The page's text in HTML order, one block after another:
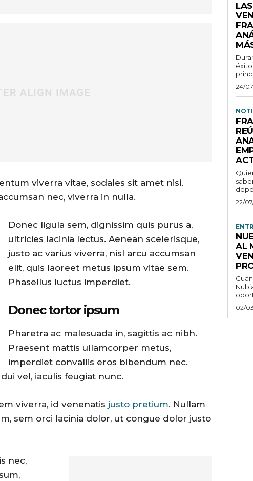
viverra vitae, sodales sit amet nisi.
nec, viverra in nulla.
Donec ligula sem, dignissim quis purus a,
ultricies lacinia lectus. Aenean scelerisque,
justo ac varius viverra, nisl arcu accumsan
elit, quis laoreet metus ipsum vitae sem.
Phasellus luctus imperdiet.
Donec tortor ipsum
Pharetra ac malesuada in, sagittis ac nibh.
Praesent mattis ullamcorper metus,
imperdiet convallis eros bibendum nec.
vel, iaculis feugiat nunc.
viverra, id venenatis justo pretium. Nullam
sem orci lacinia dolor, ut congue dolor justo
nec,
24/
22/
AL
02/